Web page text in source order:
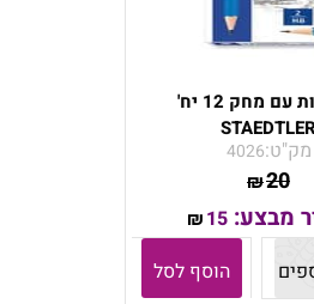
עפרונות עם מחק 12 יח'
מק"ט:4026
₪20
מבצע: ₪15
הוסף לסל